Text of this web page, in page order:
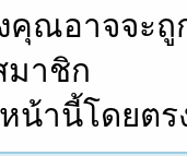
ณอาจจะถู
าชิก
น้านี้โดยต